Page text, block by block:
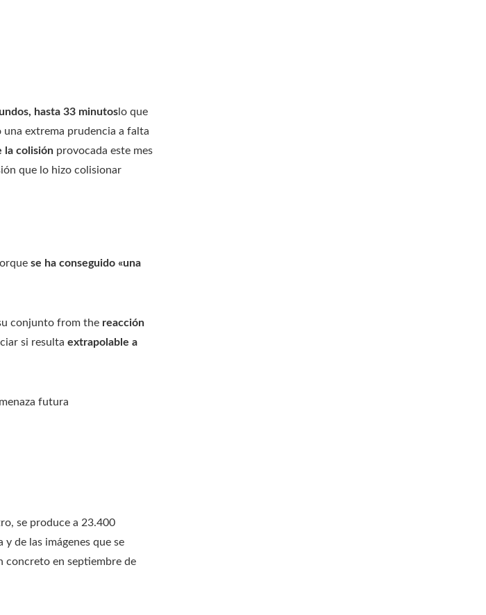
hasta 33 minutos lo que
extrema prudencia a falta
la colisión provocada este mes
que lo hizo colisionar
se ha conseguido «una
conjunto from the reacción
si resulta extrapolable a
futura
se produce a 23.400
de las imágenes que se
concreto en septiembre de